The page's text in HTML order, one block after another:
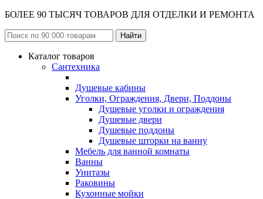
БОЛЕЕ 90 ТЫСЯЧ ТОВАРОВ ДЛЯ ОТДЕЛКИ И РЕМОНТА
Каталог товаров
Сантехника
Душевые кабины
Уголки, Ограждения, Двери, Поддоны
Душевые уголки и ограждения
Душевые двери
Душевые поддоны
Душевые шторки на ванну
Мебель для ванной комнаты
Ванны
Унитазы
Раковины
Кухонные мойки